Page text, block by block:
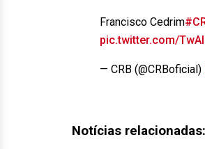
Francisco Cedrim
pic.twitter.com/
— CRB (@CRBoficial)
Notícias relacionadas: